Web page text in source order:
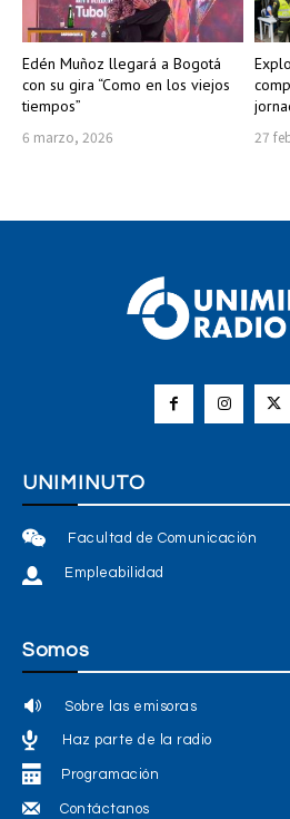
Edén Muñoz llegará a Bogotá
con su gira “Como en los viejos
tiempos”
6 marzo, 2026 27
UNIMINUTO
Facultad de Comunicación
Empleabilidad
Somos
Sobre las emisoras
Haz parte de la radio
Programación
Contáctanos